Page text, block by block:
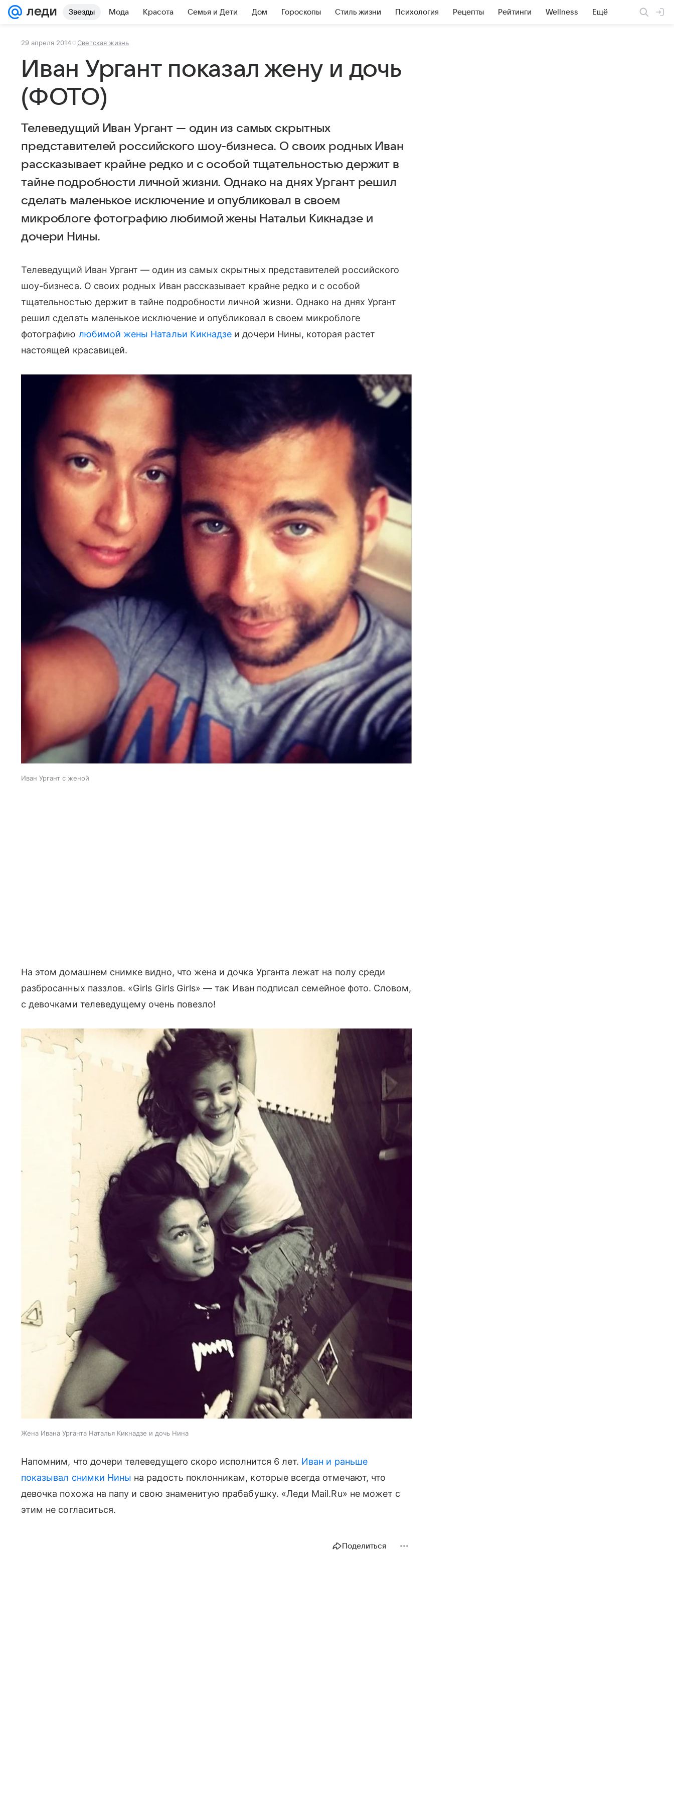
Звезды Мода Красота Семья и Дети Дом Гороскопы Стиль жизни Психология Рецепты Рейтинги Wellness Ещё
29 апреля 2014 Светская жизнь
Иван Ургант показал жену и дочь
(ФОТО)
Телеведущий Иван Ургант — один из самых скрытных
представителей российского шоу-бизнеса. О своих родных Иван
рассказывает крайне редко и с особой тщательностью держит в
тайне подробности личной жизни. Однако на днях Ургант решил
сделать маленькое исключение и опубликовал в своем
микроблоге фотографию любимой жены Натальи Кикнадзе и
дочери Нины.
Телеведущий Иван Ургант — один из самых скрытных представителей российского
шоу-бизнеса. О своих родных Иван рассказывает крайне редко и с особой
тщательностью держит в тайне подробности личной жизни. Однако на днях Ургант
решил сделать маленькое исключение и опубликовал в своем микроблоге
фотографию любимой жены Натальи Кикнадзе и дочери Нины, которая растет
настоящей красавицей.
Иван Ургант с женой
На этом домашнем снимке видно, что жена и дочка Урганта лежат на полу среди
разбросанных паззлов. «Girls Girls Girls» — так Иван подписал семейное фото. Словом,
с девочками телеведущему очень повезло!
Жена Ивана Урганта Наталья Кикнадзе и дочь Нина
Напомним, что дочери телеведущего скоро исполнится 6 лет. Иван и раньше
показывал снимки Нины на радость поклонникам, которые всегда отмечают, что
девочка похожа на папу и свою знаменитую прабабушку. «Леди Mail.Ru» не может с
этим не согласиться.
Поделиться